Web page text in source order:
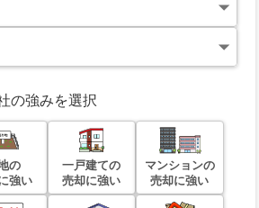
の強みを選択
の
強い
一戸建ての
売却に強い
マンションの
売却に強い